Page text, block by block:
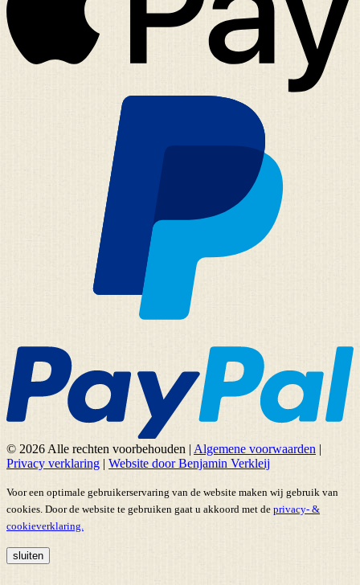
© 2026 Alle rechten voorbehouden | Algemene voorwaarden |
Privacy verklaring | Website door Benjamin Verkleij
Voor een optimale gebruikerservaring van de website maken wij gebruik van
cookies. Door de website te gebruiken gaat u akkoord met de privacy- &
cookieverklaring.
sluiten